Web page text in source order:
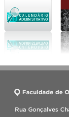
Faculdade de
Rua Gonçalves